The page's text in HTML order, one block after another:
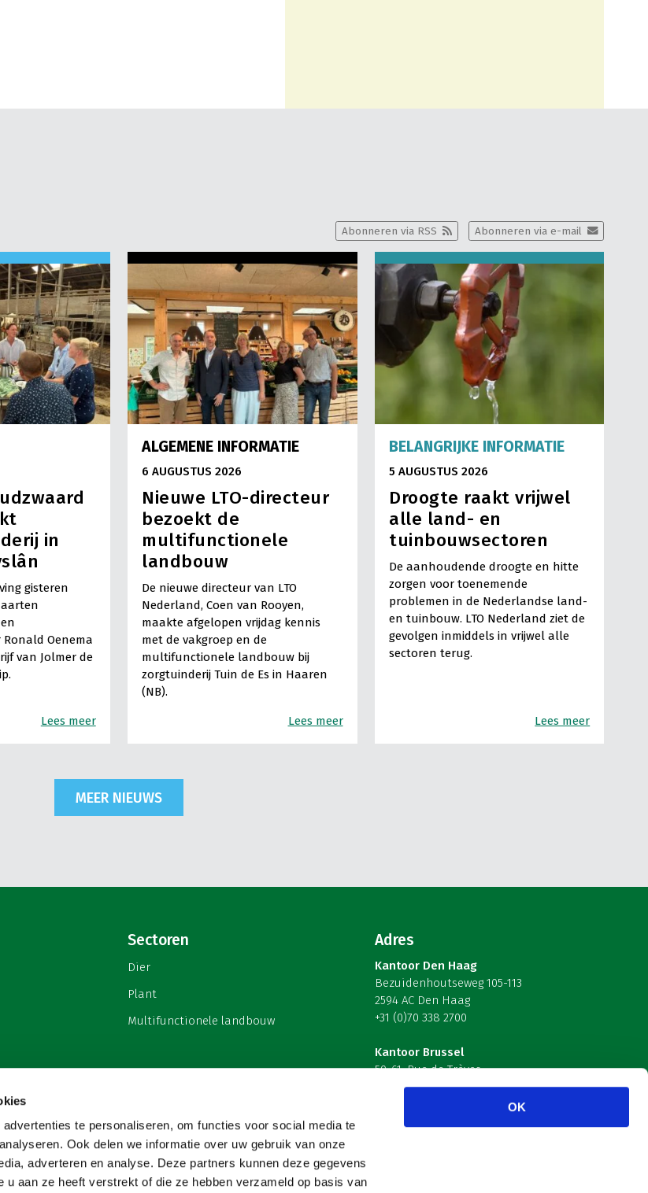
te personaliseren, om functies voor social media te
Ook delen we informatie over uw gebruik van onze
adverteren en analyse. Deze partners kunnen deze gegevens
u aan ze heeft verstrekt of die ze hebben verzameld op basis van
OK
Abonneren via e-mail
Abonneren via RSS
in
gisteren
Oenema
van Jolmer de
Lees meer
ALGEMENE INFORMATIE
6 AUGUSTUS 2026
Nieuwe LTO-directeur
bezoekt de
multifunctionele
landbouw
De nieuwe directeur van LTO
Nederland, Coen van Rooyen,
maakte afgelopen vrijdag kennis
met de vakgroep en de
multifunctionele landbouw bij
zorgtuinderij Tuin de Es in Haaren
(NB).
Lees meer
BELANGRIJKE INFORMATIE
5 AUGUSTUS 2026
Droogte raakt vrijwel
alle land- en
tuinbouwsectoren
De aanhoudende droogte en hitte
zorgen voor toenemende
problemen in de Nederlandse land-
en tuinbouw. LTO Nederland ziet de
gevolgen inmiddels in vrijwel alle
sectoren terug.
Lees meer
MEER NIEUWS
Sectoren
Dier
Plant
Multifunctionele landbouw
Adres
Kantoor Den Haag
Bezuidenhoutseweg 105-113
2594 AC Den Haag
+31 (0)70 338 2700
Kantoor Brussel
59-61, Rue de Trèves
B-1040 Brussel – België
Volg ons